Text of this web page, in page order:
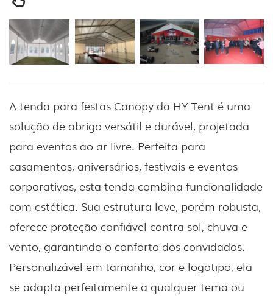
A tenda para festas Canopy da HY Tent é uma
solução de abrigo versátil e durável, projetada
para eventos ao ar livre. Perfeita para
casamentos, aniversários, festivais e eventos
corporativos, esta tenda combina funcionalidade
com estética. Sua estrutura leve, porém robusta,
oferece proteção confiável contra sol, chuva e
vento, garantindo o conforto dos convidados.
Personalizável em tamanho, cor e logotipo, ela
se adapta perfeitamente a qualquer tema ou